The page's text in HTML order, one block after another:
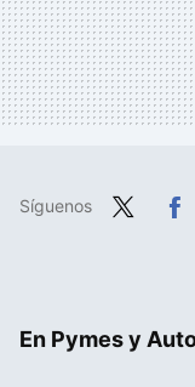
Síguenos
En Pymes y